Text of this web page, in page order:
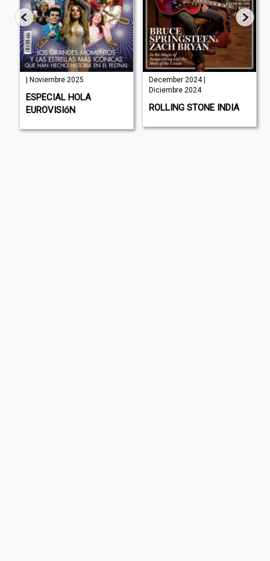
| Noviembre 2025
ESPECIAL HOLA
EUROVISIóN
December 2024 |
Diciembre 2024
ROLLING STONE INDIA